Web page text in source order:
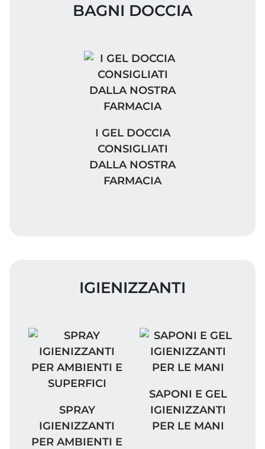
BAGNI DOCCIA
I GEL DOCCIA CONSIGLIATI
I GEL DOCCIA
CONSIGLIATI
DALLA NOSTRA
FARMACIA
IGIENIZZANTI
SPRAY IGIENIZZANTI PER AMBIENTI E
SPRAY
IGIENIZZANTI
PER AMBIENTI E
SAPONI E GEL
SAPONI E GEL
IGIENIZZANTI
PER LE MANI